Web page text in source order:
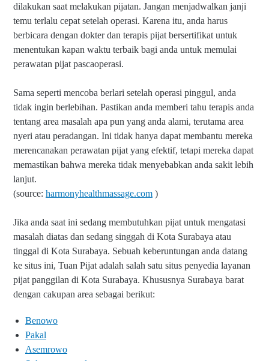
dilakukan saat melakukan pijatan. Jangan menjadwalkan janji
temu terlalu cepat setelah operasi. Karena itu, anda harus
berbicara dengan dokter dan terapis pijat bersertifikat untuk
menentukan kapan waktu terbaik bagi anda untuk memulai
perawatan pijat pascaoperasi.
Sama seperti mencoba berlari setelah operasi pinggul, anda
tidak ingin berlebihan. Pastikan anda memberi tahu terapis anda
tentang area masalah apa pun yang anda alami, terutama area
nyeri atau peradangan. Ini tidak hanya dapat membantu mereka
merencanakan perawatan pijat yang efektif, tetapi mereka dapat
memastikan bahwa mereka tidak menyebabkan anda sakit lebih
lanjut.
(source: harmonyhealthmassage.com )
Jika anda saat ini sedang membutuhkan pijat untuk mengatasi
masalah diatas dan sedang singgah di Kota Surabaya atau
tinggal di Kota Surabaya. Sebuah keberuntungan anda datang
ke situs ini, Tuan Pijat adalah salah satu situs penyedia layanan
pijat panggilan di Kota Surabaya. Khususnya Surabaya barat
dengan cakupan area sebagai berikut:
Benowo
Pakal
Asemrowo